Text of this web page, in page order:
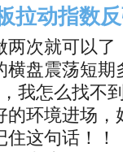
拉动指数
次就可以
横盘震荡短
我怎么找不
环境进场
住这句话！